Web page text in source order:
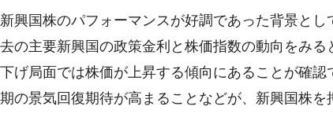
新興国株のパフォーマンスが好調であった背景と
去の主要新興国の政策金利と株価指数の動向をみ
下げ局面では株価が上昇する傾向にあることが確
期の景気回復期待が高まることなどが、新興国株を